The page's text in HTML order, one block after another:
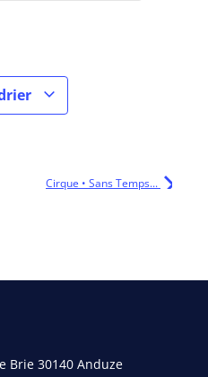
Cirque • Sans Temps...
Brie 30140 Anduze